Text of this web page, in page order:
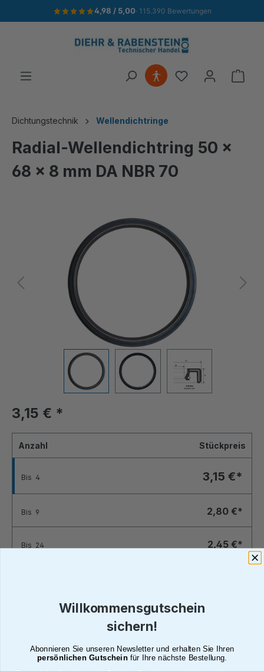
springen 4,98 / 5,00· 115.390 Bewertungen
Dichtungstechnik Wellendichtringe
Radial-Wellendichtring 50 x
68 x 8 mm DA NBR 70
Bildergalerie überspringen
3,15 € *
Anzahl Stückpreis
Bis 4 3,15 €*
Bis 9 2,80 €*
Bis 24 2,45 €*
199 1,40 €*
Willkommensgutschein
sichern!
Abonnieren Sie unseren Newsletter und erhalten Sie Ihren
persönlichen Gutscheinfür Ihre nächste Bestellung.